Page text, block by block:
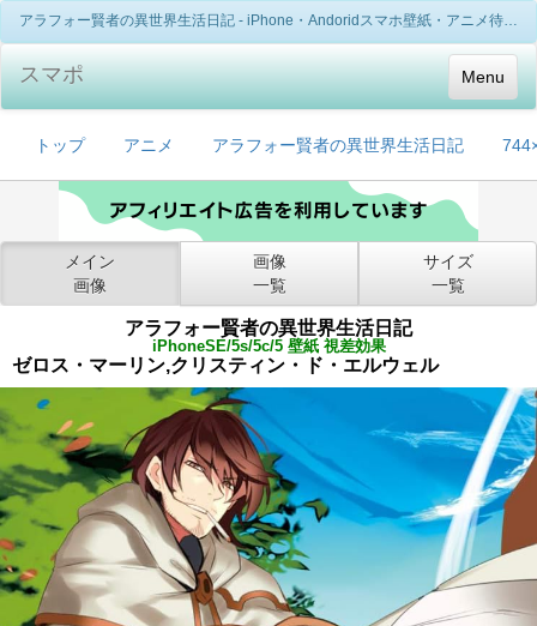
アラフォー賢者の異世界生活日記 - iPhone・Andoridスマホ壁紙・アニメ待ち受け
Menu
スマポ
トップ アニメ アラフォー賢者の異世界生活日記
メイン
画像
画像
一覧
サイズ
一覧
アラフォー賢者の異世界生活日記
iPhoneSE/5s/5c/5 壁紙 視差効果
ゼロス・マーリン,クリスティン・ド・エルウェル